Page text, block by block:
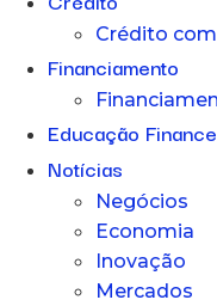
Crédito
Financiamento
Educação
Notícias
Negócios
Economia
Inovação
Mercados